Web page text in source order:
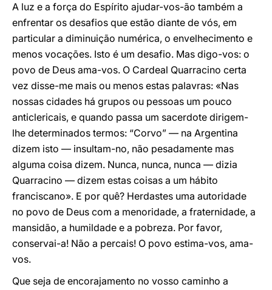
A luz e a força do Espírito ajudar-vos-ão também a
enfrentar os desafios que estão diante de vós, em
particular a diminuição numérica, o envelhecimento e
menos vocações. Isto é um desafio. Mas digo-vos: o
povo de Deus ama-vos. O Cardeal Quarracino certa
vez disse-me mais ou menos estas palavras: «Nas
nossas cidades há grupos ou pessoas um pouco
anticlericais, e quando passa um sacerdote dirigem-
lhe determinados termos: “Corvo” — na Argentina
dizem isto — insultam-no, não pesadamente mas
alguma coisa dizem. Nunca, nunca, nunca — dizia
Quarracino — dizem estas coisas a um hábito
franciscano». E por quê? Herdastes uma autoridade
no povo de Deus com a menoridade, a fraternidade, a
mansidão, a humildade e a pobreza. Por favor,
conservai-a! Não a percais! O povo estima-vos, ama-
vos.
Que seja de encorajamento no vosso caminho a